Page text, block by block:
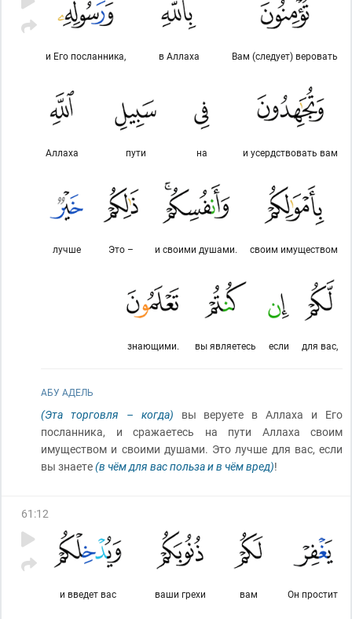
Вам (следует) веровать
в Аллаха
и Его посланника,
и усердствовать вам
на
пути
Аллаха
своим имуществом
и своими душами.
Это –
лучше
для вас,
если
вы являетесь
знающими.
АБУ АДЕЛЬ
(Эта торговля – когда) вы веруете в Аллаха и Его
посланника, и сражаетесь на пути Аллаха своим
имуществом и своими душами. Это лучше для вас, если
вы знаете(в чём для вас польза и в чём вред)!
61 :12
Он простит
вам
ваши грехи
и введет вас